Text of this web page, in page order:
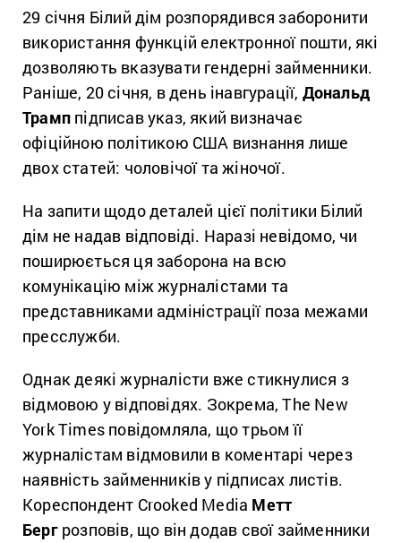
29 січня Білий дім розпорядився заборонити
використання функцій електронної пошти, які
дозволяють вказувати гендерні займенники.
Раніше, 20 січня, в день інавгурації, Дональд
Трамп підписав указ, який визначає
офіційною політикою США визнання лише
двох статей: чоловічої та жіночої.
На запити щодо деталей цієї політики Білий
дім не надав відповіді. Наразі невідомо, чи
поширюється ця заборона на всю
комунікацію між журналістами та
представниками адміністрації поза межами
пресслужби.
Однак деякі журналісти вже стикнулися з
відмовою у відповідях. Зокрема, The New
York Times повідомляла, що трьом її
журналістам відмовили в коментарі через
наявність займенників у підписах листів.
Кореспондент Crooked Media Метт
Бергрозповів, що він додав свої займенники